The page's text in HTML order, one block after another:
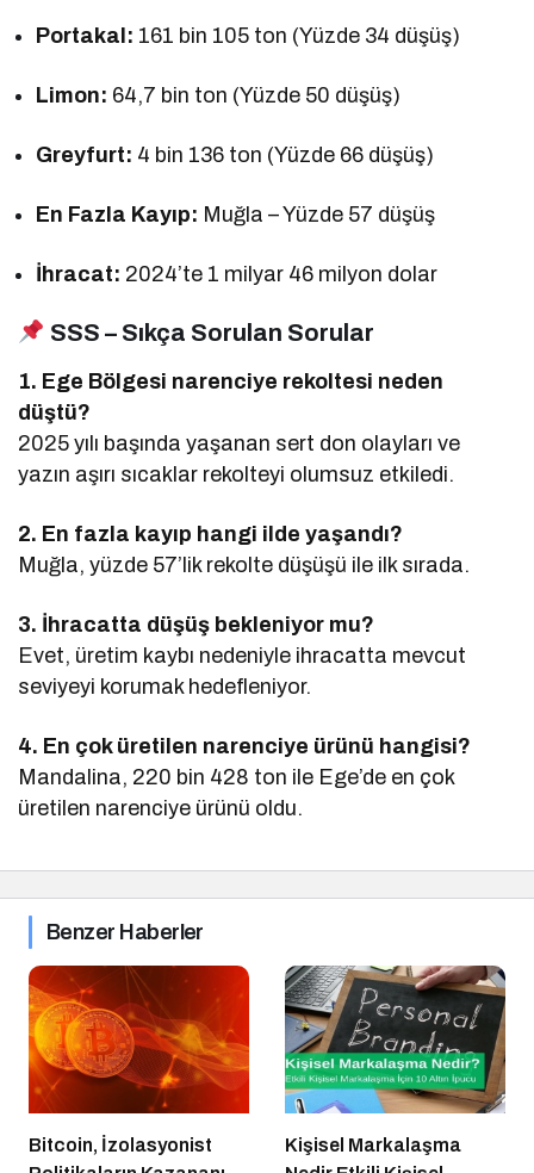
Portakal: 161 bin 105 ton (Yüzde 34 düşüş)
Limon: 64,7 bin ton (Yüzde 50 düşüş)
Greyfurt: 4 bin 136 ton (Yüzde 66 düşüş)
En Fazla Kayıp: Muğla – Yüzde 57 düşüş
İhracat: 2024’te 1 milyar 46 milyon dolar
SSS – Sıkça Sorulan Sorular
1. Ege Bölgesi narenciye rekoltesi neden
düştü?
2025 yılı başında yaşanan sert don olayları ve
yazın aşırı sıcaklar rekolteyi olumsuz etkiledi.
2. En fazla kayıp hangi ilde yaşandı?
Muğla, yüzde 57’lik rekolte düşüşü ile ilk sırada.
3. İhracatta düşüş bekleniyor mu?
Evet, üretim kaybı nedeniyle ihracatta mevcut
seviyeyi korumak hedefleniyor.
4. En çok üretilen narenciye ürünü hangisi?
Mandalina, 220 bin 428 ton ile Ege’de en çok
üretilen narenciye ürünü oldu.
Benzer Haberler
Bitcoin, İzolasyonist
Kişisel Markalaşma